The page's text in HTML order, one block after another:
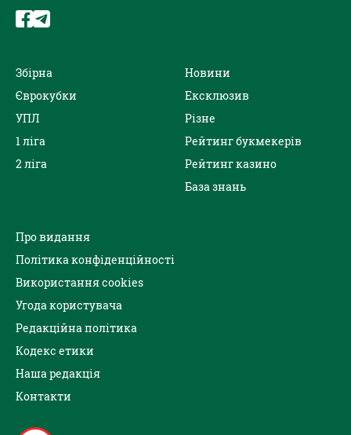
Збірна
Єврокубки
УПЛ
1 ліга
2 ліга
Новини
Ексклюзив
Різне
Рейтинг букмекерів
Рейтинг казино
База знань
Про видання
Політика конфіденційності
Використання cookies
Угода користувача
Редакційна політика
Кодекс етики
Наша редакція
Контакти